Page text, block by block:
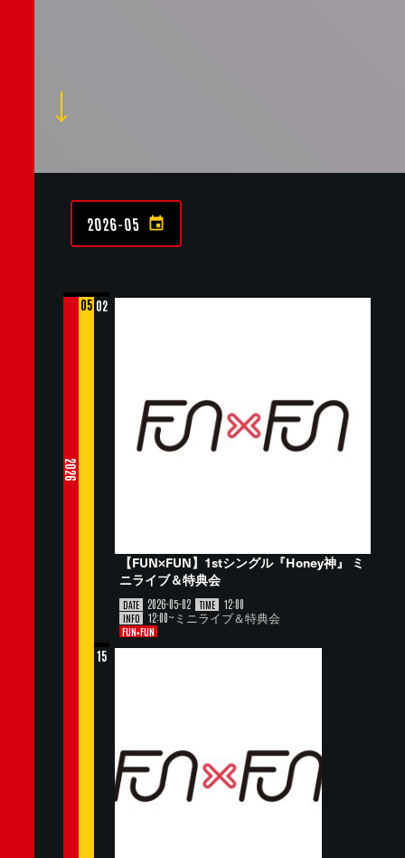
2026-05
2026
05 02
【FUN×FUN】1stシングル『Honey神』 ミ
ニライブ＆特典会
DATE 2026-05-02 TIME 12:00
INFO 12:00~ミニライブ＆特典会
FUN×FUN
15